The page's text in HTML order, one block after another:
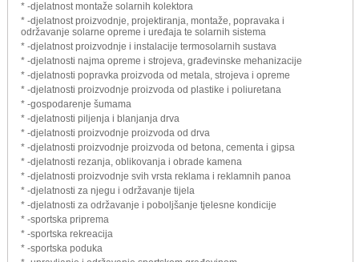
* -djelatnost montaže solarnih kolektora
* -djelatnost proizvodnje, projektiranja, montaže, popravaka i
održavanje solarne opreme i uređaja te solarnih sistema
* -djelatnost proizvodnje i instalacije termosolarnih sustava
* -djelatnosti najma opreme i strojeva, građevinske mehanizacije
* -djelatnosti popravka proizvoda od metala, strojeva i opreme
* -djelatnosti proizvodnje proizvoda od plastike i poliuretana
* -gospodarenje šumama
* -djelatnosti piljenja i blanjanja drva
* -djelatnosti proizvodnje proizvoda od drva
* -djelatnosti proizvodnje proizvoda od betona, cementa i gipsa
* -djelatnosti rezanja, oblikovanja i obrade kamena
* -djelatnosti proizvodnje svih vrsta reklama i reklamnih panoa
* -djelatnosti za njegu i održavanje tijela
* -djelatnosti za održavanje i poboljšanje tjelesne kondicije
* -sportska priprema
* -sportska rekreacija
* -sportska poduka